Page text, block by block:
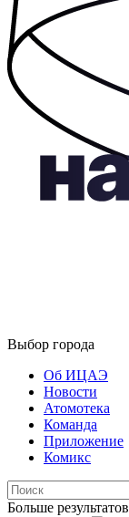
Выбор города
Об ИЦАЭ
Новости
Атомотека
Команда
Приложение
Комикс
Больше результатов